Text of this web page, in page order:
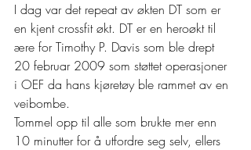
I dag var det repeat av økten DT som er
en kjent crossfit økt. DT er en heroøkt til
ære for Timothy P. Davis som ble drept
20 februar 2009 som støttet operasjoner
i OEF da hans kjøretøy ble rammet av en
veibombe.
Tommel opp til alle som brukte mer enn
10 minutter for å utfordre seg selv, ellers